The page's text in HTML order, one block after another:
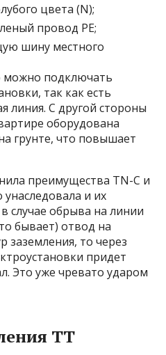
цвета (N);
провод РЕ;
шину местного
можно подключать
так как есть
линия. С другой стороны
оборудована
грунте, что повышает
преимущества ТN-С и
и их
случае обрыва на линии
бывает) отвод на
заземления, то через
придет
Это уже чревато ударом
TT